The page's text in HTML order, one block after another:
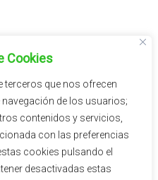
Cookies
terceros que nos ofrecen
de los usuarios;
contenidos y servicios,
con las preferencias
cookies pulsando el
desactivadas estas